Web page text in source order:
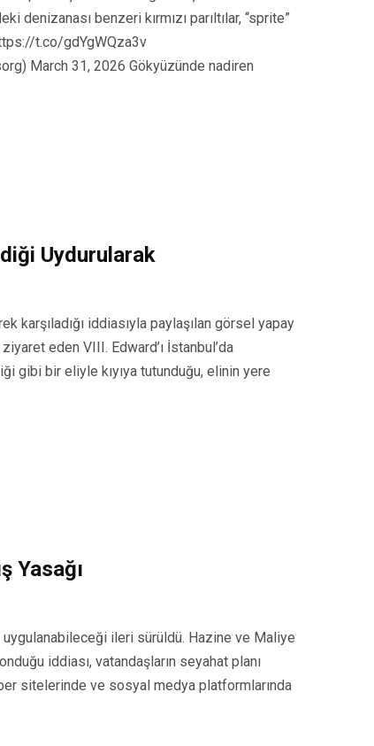
benzeri kırmızı parıltılar, “sprite”
t.co/gdYgWQza3v
March 31, 2026 Gökyüzünde nadiren
Uydurularak
karşıladığı iddiasıyla paylaşılan görsel yapay
eden VIII. Edward’ı İstanbul’da
gibi bir eliyle kıyıya tutunduğu, elinin yere
Yasağı
uygulanabileceği ileri sürüldü. Hazine ve Maliye
iddiası, vatandaşların seyahat planı
sitelerinde ve sosyal medya platformlarında